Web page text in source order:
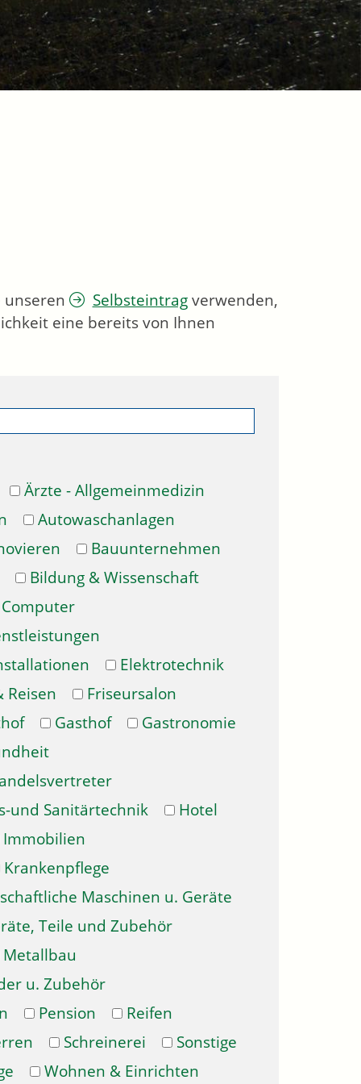
unseren Selbsteintragverwenden,
eine bereits von Ihnen
Ärzte - Allgemeinmedizin
Autowaschanlagen
Bauunternehmen
Bildung & Wissenschaft
Computer
Elektrotechnik
Reisen
Friseursalon
Gasthof
Gastronomie
und Sanitärtechnik
Hotel
Immobilien
Krankenpflege
Maschinen u. Geräte
Teile und Zubehör
Metallbau
u. Zubehör
Pension
Reifen
Schreinerei
Sonstige
Wohnen & Einrichten